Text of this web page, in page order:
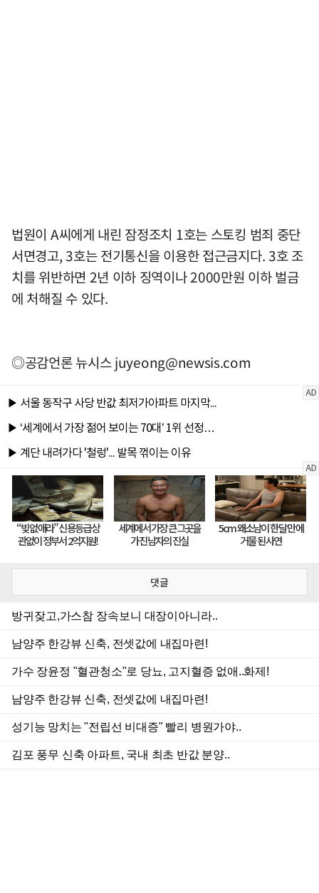
법원이 A씨에게 내린 잠정조치 1호는 스토킹 범죄 중단
서면경고, 3호는 전기통신을 이용한 접근금지다. 3호 조
치를 위반하면 2년 이하 징역이나 2000만원 이하 벌금
에 처해질 수 있다.
◎공감언론 뉴시스juyeong@newsis.com
댓글